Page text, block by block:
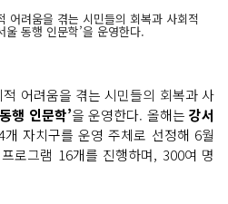
어려움을 겪는 시민들의 회복과 사회적
울 동행 인문학’을 운영한다.
어려움을 겪는 시민들의 회복과 사
행 인문학’을 운영한다. 올해는강서
개 자치구를 운영 주체로 선정해 6월
로그램 16개를 진행하며, 300여 명